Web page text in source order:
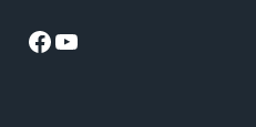
Facebook
YouTube